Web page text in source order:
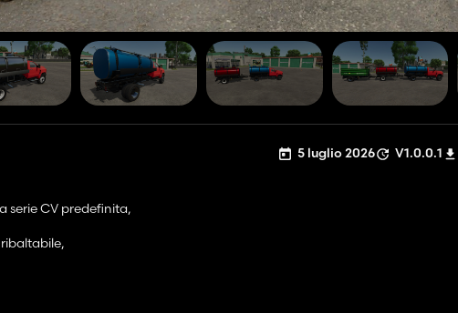
5 luglio 2026 V1.0.0.1
serie CV predefinita,